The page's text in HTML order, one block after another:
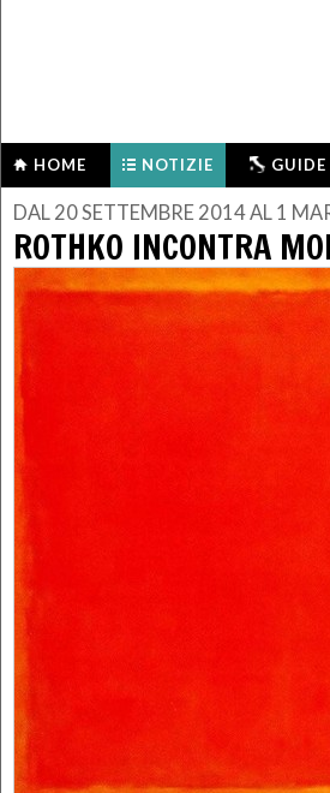
HOME NOTIZIE GUIDE
DAL 20 SETTEMBRE 2014 AL 1
ROTHKO INCONTRA